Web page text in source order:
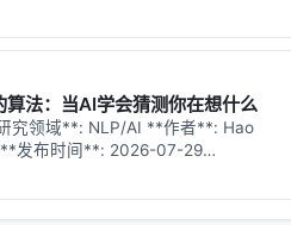
的核心。
法：当AI学会猜测你在想什么
究领域**: NLP/AI **作者**: Hao
**发布时间**: 2026-07-29
arxiv.org/abs…